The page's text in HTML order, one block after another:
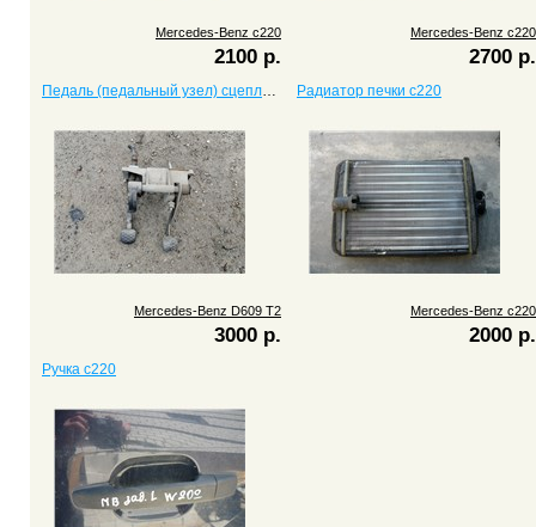
Mercedes-Benz c220
2100 р.
Mercedes-Benz c220
2700 р.
Педаль (педальный узел) сцепления D609 T2
Mercedes-Benz D609 T2
3000 р.
Радиатор печки c220
Mercedes-Benz c220
2000 р.
Ручка c220